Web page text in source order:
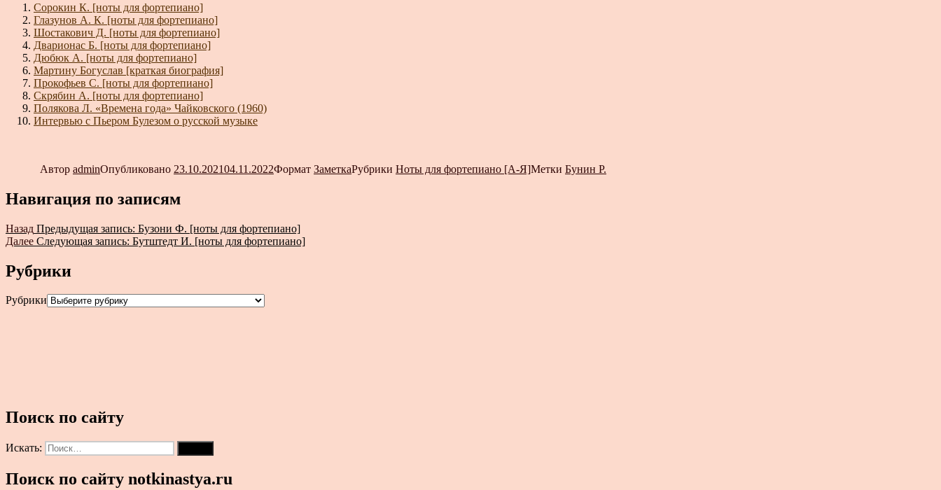
Сорокин К. [ноты для фортепиано]
Глазунов А. К. [ноты для фортепиано]
Шостакович Д. [ноты для фортепиано]
Дварионас Б. [ноты для фортепиано]
Дюбюк А. [ноты для фортепиано]
Мартину Богуслав [краткая биография]
Прокофьев С. [ноты для фортепиано]
Скрябин А. [ноты для фортепиано]
Полякова Л. «Времена года» Чайковского (1960)
Интервью с Пьером Булезом о русской музыке
Автор adminОпубликовано 23.10.202104.11.2022Формат ЗаметкаРубрики Ноты для фортепиано [А-Я]Метки Бунин Р.
Навигация по записям
Назад Предыдущая запись: Бузони Ф. [ноты для фортепиано]
Далее Следующая запись: Бутштедт И. [ноты для фортепиано]
Рубрики
Рубрики
Поиск по сайту
Искать:
Поиск по сайту notkinastya.ru